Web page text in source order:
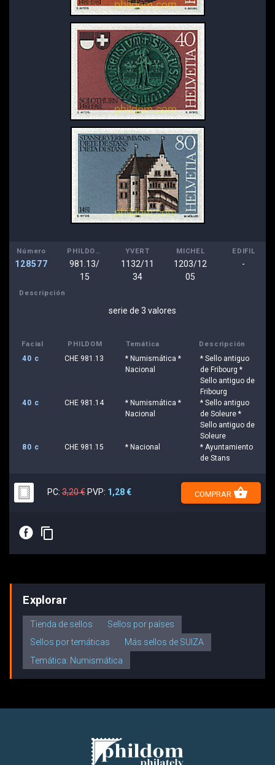
Número
128577
PHILDOM
981.13/
15
YVERT
1132/11
34
MICHEL
1203/12
05
EDIFIL
-
Descripción
serie de 3 valores
Facial PHILDOM Temática Descripción
40 c CHE 981.13
* Numismática *
Nacional
* Sello antiguo
de Fribourg *
Sello antiguo de
Fribourg
40 c
CHE 981.14
* Numismática *
Nacional
* Sello antiguo
de Soleure *
Sello antiguo de
Soleure
80 c
CHE 981.15 * Nacional
* Ayuntamiento
de Stans
PC: 3,20 € PVP: 1,28 € COMPRAR shopping_basket
E content_copy
Explorar
Tienda de sellos
Sellos por países
Sellos por temáticas
Más sellos de SUIZA
Temática: Numismática